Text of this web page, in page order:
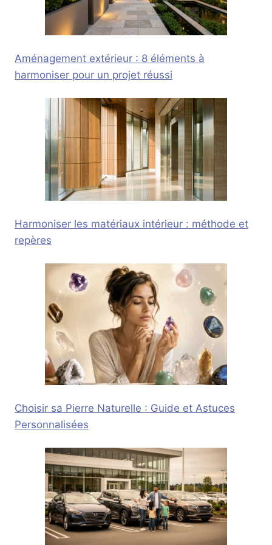
Aménagement extérieur : 8 éléments à
harmoniser pour un projet réussi
Harmoniser les matériaux intérieur : méthode et
repères
Choisir sa Pierre Naturelle : Guide et Astuces
Personnalisées